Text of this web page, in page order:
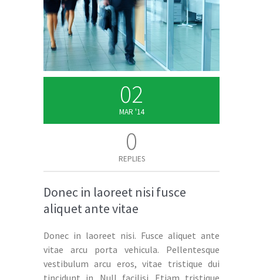
02
MAR '14
0
REPLIES
Donec in laoreet nisi fusce
aliquet ante vitae
Donec in laoreet nisi. Fusce aliquet ante
vitae arcu porta vehicula. Pellentesque
vestibulum arcu eros, vitae tristique dui
tincidunt in. Null facilisi. Etiam tristique